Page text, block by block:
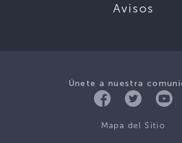
Avisos
Únete a nuestra
Mapa del Sitio